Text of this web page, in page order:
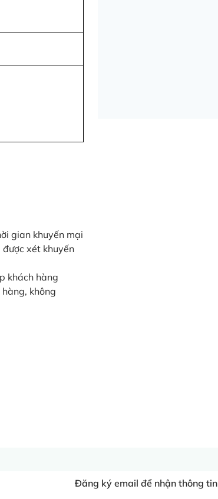
gian khuyến mại
xét khuyến
khách hàng
không
Đăng ký email để nhận thông